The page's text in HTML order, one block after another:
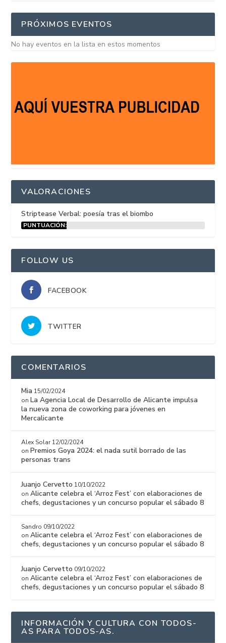
PRÓXIMOS EVENTOS
No hay eventos en la lista en estos momentos
VALORACIONES
Striptease Verbal: poesía tras el biombo
PUNTUACIÓN:
FOLLOW US
FACEBOOK
TWITTER
COMENTARIOS
Mia 15/02/2024
onLa Agencia Local de Desarrollo de Alicante impulsa
la nueva zona de coworking para jóvenes en
Mercalicante
Alex Solar 12/02/2024
onPremios Goya 2024: el nada sutil borrado de las
personas trans
Juanjo Cervetto 10/10/2022
onAlicante celebra el ‘Arroz Fest’ con elaboraciones de
chefs, degustaciones y un concurso popular el sábado 8
Sandro 09/10/2022
onAlicante celebra el ‘Arroz Fest’ con elaboraciones de
chefs, degustaciones y un concurso popular el sábado 8
Juanjo Cervetto 09/10/2022
onAlicante celebra el ‘Arroz Fest’ con elaboraciones de
chefs, degustaciones y un concurso popular el sábado 8
INFORMACIÓN Y CULTURA CON TODOS-
AS PARA TODOS-AS.